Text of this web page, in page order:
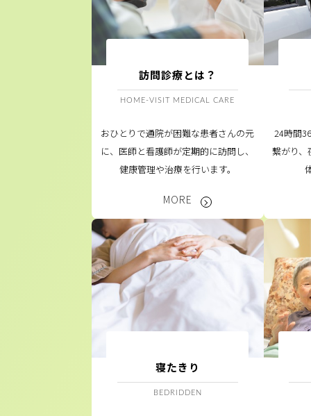
訪問診療とは？
HOME-VISIT MEDICAL CARE
おひとりで通院が困難な患者さんの元
に、医師と看護師が定期的に訪問し、
健康管理や治療を行います。
MORE
24時間
繋がり、
寝たきり
BEDRIDDEN